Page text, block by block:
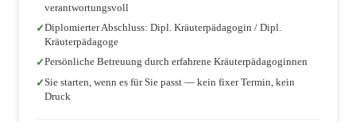
verantwortungsvoll
Diplomierter Abschluss: Dipl. Kräuterpädagogin / Dipl.
Kräuterpädagoge
Persönliche Betreuung durch erfahrene Kräuterpädagoginnen
Sie starten, wenn es für Sie passt — kein fixer Termin, kein
Druck